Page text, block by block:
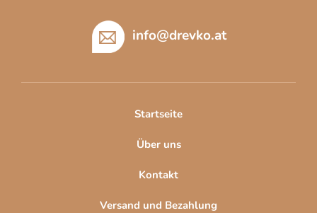
info@drevko.at
Startseite
Über uns
Kontakt
Versand und Bezahlung